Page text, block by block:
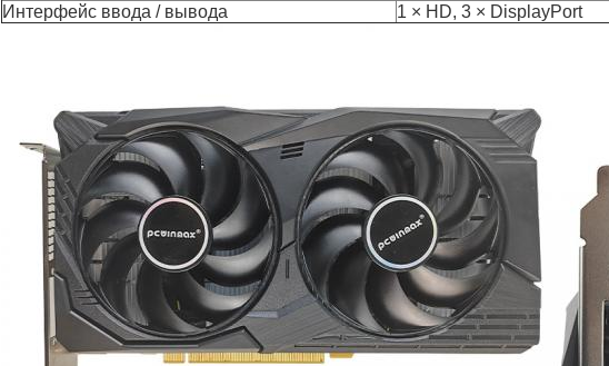
Интерфейс ввода / вывода
1 × HD, 3 × DisplayPort